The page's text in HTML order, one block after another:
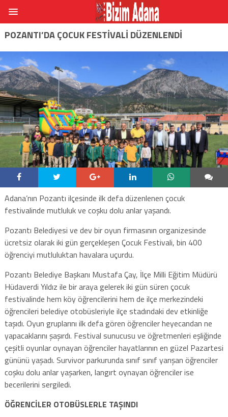
POZANTI’DA ÇOCUK FESTİVALİ DÜZENLENDİ
Adana’nın Pozantı ilçesinde ilk defa düzenlenen çocuk
festivalinde mutluluk ve coşku dolu anlar yaşandı.
Pozantı Belediyesi ve dev bir oyun firmasının organizesinde
ücretsiz olarak iki gün gerçekleşen Çocuk Festivali, bin 400
öğrenciyi mutluluktan havalara uçurdu.
Pozantı Belediye Başkanı Mustafa Çay, İlçe Milli Eğitim Müdürü
Hüdaverdi Yıldız ile bir araya gelerek iki gün süren çocuk
festivalinde hem köy öğrencilerini hem de ilçe merkezindeki
öğrencileri belediye otobüsleriyle ilçe stadındaki dev etkinliğe
taşıdı. Oyun gruplarını ilk defa gören öğrenciler heyecandan ne
yapacaklarını şaşırdı. Festival sunucusu ve öğretmenleri eşliğinde
çeşitli oyunlar oynayan öğrenciler hayatlarının en güzel Pazartesi
gününü yaşadı. Survivor parkurunda sınıf sınıf yarışan öğrenciler
coşku dolu anlar yaşarken, langırt oynayan öğrenciler ise
becerilerini sergiledi.
ÖĞRENCİLER OTOBÜSLERLE TAŞINDI